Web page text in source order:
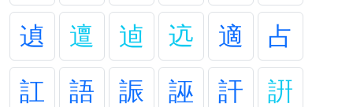
遉
邅 逌 迒 適
占
訌
語 誫 誣 訐
詽